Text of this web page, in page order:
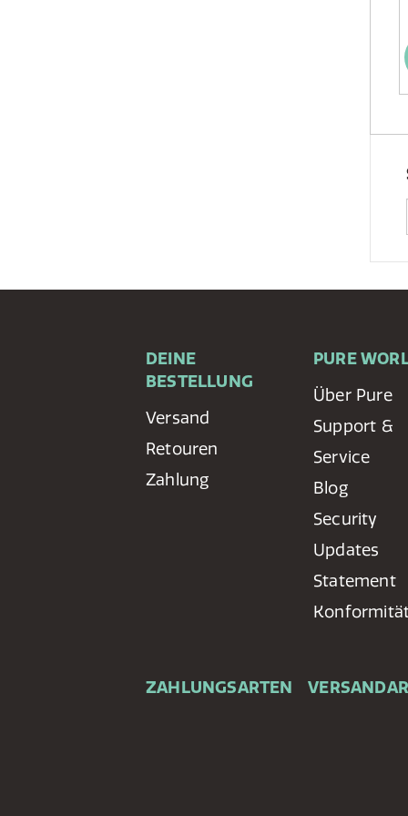
DEINE
BESTELLUNG
Versand
Retouren
Zahlung
PURE
Über Pure
Support &
Service
Blog
Security
Updates
Statement
ZAHLUNGSARTEN